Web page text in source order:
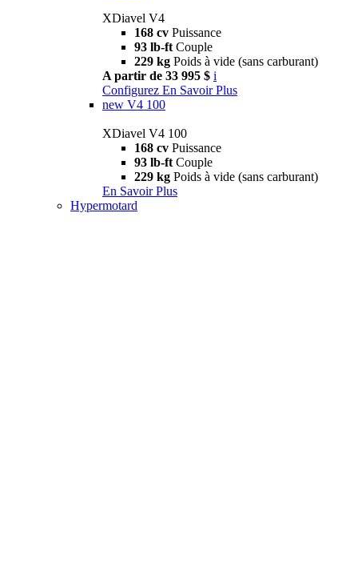
XDiavel V4
168 cv Puissance
93 lb-ft Couple
229 kg Poids à vide (sans carburant)
A partir de 33 995 $ i
Configurez En Savoir Plus
new V4 100
XDiavel V4 100
168 cv Puissance
93 lb-ft Couple
229 kg Poids à vide (sans carburant)
En Savoir Plus
Hypermotard